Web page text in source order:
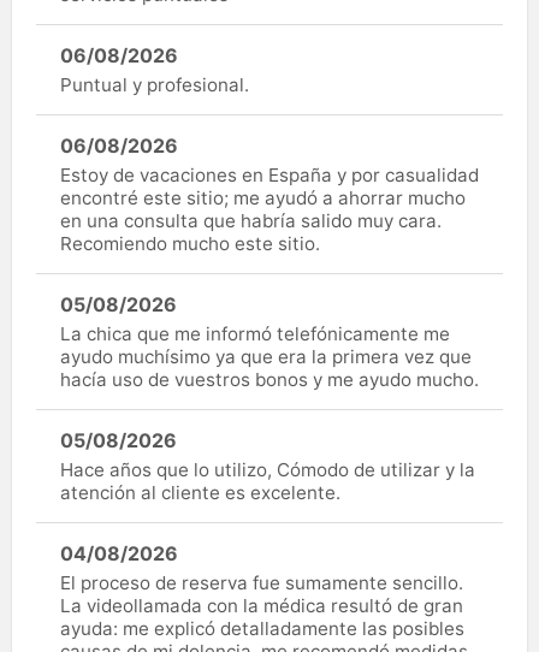
06/08/2026
Puntual y profesional.
06/08/2026
Estoy de vacaciones en España y por casualidad
encontré este sitio; me ayudó a ahorrar mucho
en una consulta que habría salido muy cara.
Recomiendo mucho este sitio.
05/08/2026
La chica que me informó telefónicamente me
ayudo muchísimo ya que era la primera vez que
hacía uso de vuestros bonos y me ayudo mucho.
05/08/2026
Hace años que lo utilizo, Cómodo de utilizar y la
atención al cliente es excelente.
04/08/2026
El proceso de reserva fue sumamente sencillo.
La videollamada con la médica resultó de gran
ayuda: me explicó detalladamente las posibles